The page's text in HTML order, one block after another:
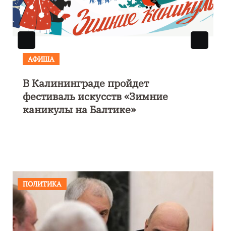
АФИША
В Калининграде пройдет
фестиваль искусств «Зимние
каникулы на Балтике»
ПОЛИТИКА